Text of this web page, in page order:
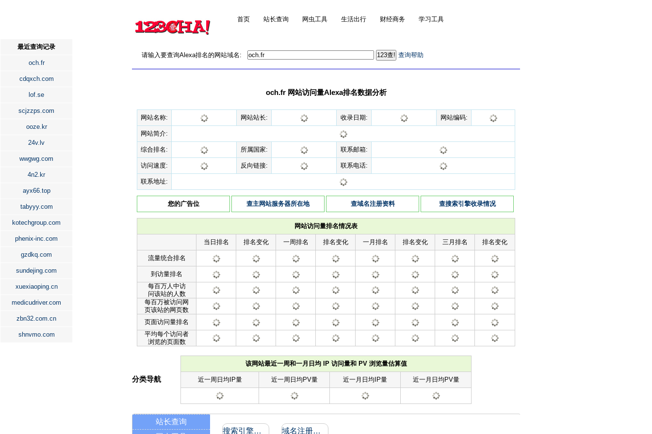
首页 站长查询 网虫工具 生活出行 财经商务 学习工具
最近查询记录
och.fr
cdqxch.com
lof.se
scjzzps.com
ooze.kr
24v.lv
wwgwg.com
4n2.kr
ayx66.top
tabyyy.com
kotechgroup.com
phenix-inc.com
gzdkq.com
sundejing.com
xuexiaoping.cn
medicudriver.com
zbn32.com.cn
shnvmo.com
请输入要查询Alexa排名的网站域名: 查询帮助
och.fr 网站访问量Alexa排名数据分析
网站名称: 网站站长: 收录日期: 网站编码:
网站简介:
综合排名: 所属国家: 联系邮箱:
访问速度: 反向链接: 联系电话:
联系地址:
您的广告位 查主网站服务器所在地 查域名注册资料 查搜索引擎收录情况
网站访问量排名情况表
当日排名 排名变化 一周排名 排名变化 一月排名 排名变化 三月排名 排名变化
流量统合排名
到访量排名
每百万人中访
问该站的人数
每百万被访问网
页该站的网页数
页面访问量排名
平均每个访问者
浏览的页面数
该网站最近一周和一月日均 IP 访问量和 PV 浏览量估算值
近一周日均IP量 近一周日均PV量 近一月日均IP量 近一月日均PV量
分类导航
站长查询
搜索引擎收录和反向链接 域名注册信息